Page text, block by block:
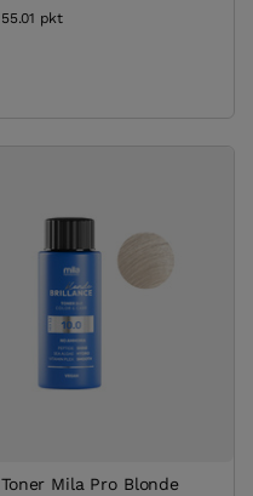
55.01 pktpunktów
Toner Mila Pro Blonde